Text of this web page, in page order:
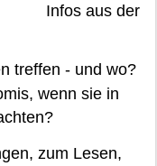
Infos aus der
treffen - und wo?
wenn sie in
zum Lesen,